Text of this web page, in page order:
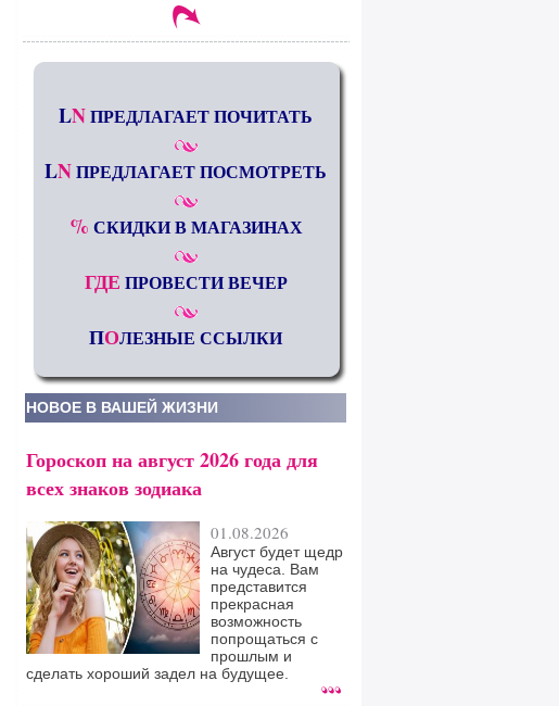
LNПРЕДЛАГАЕТ ПОЧИТАТЬ
LNПРЕДЛАГАЕТ ПОСМОТРЕТЬ
% СКИДКИ В МАГАЗИНАХ
ГДЕ ПРОВЕСТИ ВЕЧЕР
ПОЛЕЗНЫЕ ССЫЛКИ
НОВОЕ В ВАШЕЙ ЖИЗНИ
Гороскоп на август 2026 года для
всех знаков зодиака
01.08.2026
Август будет щедр
на чудеса. Вам
представится
прекрасная
возможность
попрощаться с
прошлым и
сделать хороший задел на будущее.